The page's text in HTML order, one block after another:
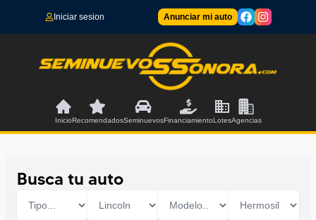
Iniciar sesion Anunciar mi auto
InicioRecomendadosSeminuevosFinanciamientoLotesAgencias
Busca tu auto